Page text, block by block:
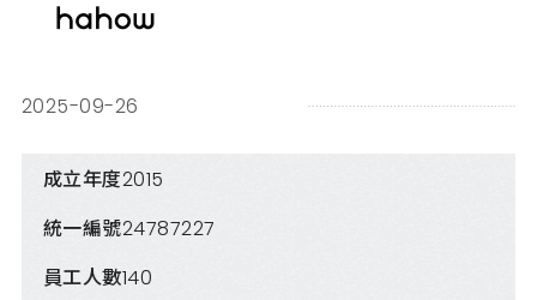
2025-09-26
成立年度2015
統一編號24787227
員工人數140